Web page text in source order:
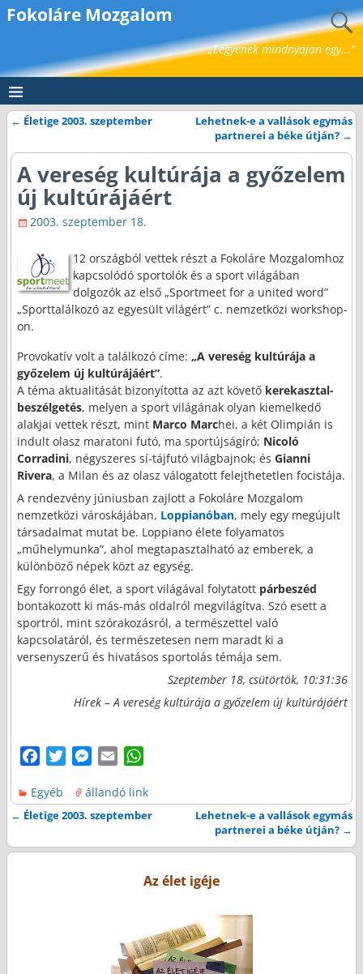
Fokoláre Mozgalom
„Legyenek mindnyájan egy..."
← Életige 2003. szeptember
Lehetnek-e a vallások egymás
partnerei a béke útján? →
A vereség kultúrája a győzelem
új kultúrájáért
2003. szeptember 18.
12 országból vettek részt a Fokoláre Mozgalomhoz
kapcsolódó sportolók és a sport világában
dolgozók az első „Sportmeet for a united word”
„Sporttalálkozó az egyesült világért” c. nemzetközi workshop-
on.
Provokatív volt a találkozó címe: „A vereség kultúrája a
győzelem új kultúrájáért”.
A téma aktualitását bizonyította az azt követő kerekasztal-
beszélgetés, melyen a sport világának olyan kiemelkedő
alakjai vettek részt, mint Marco Marchei, a két Olimpián is
indult olasz maratoni futó, ma sportújságíró; Nicoló
Corradini, négyszeres sí-tájfutó világbajnok; és Gianni
Rivera, a Milan és az olasz válogatott felejthetetlen focistája.
A rendezvény júniusban zajlott a Fokoláre Mozgalom
nemzetközi városkájában, Loppianóban, mely egy megújult
társadalmat mutat be. Loppiano élete folyamatos
„műhelymunka”, ahol megtapasztalható az emberek, a
különböző népek közt az egység.
Egy forrongó élet, a sport világával folytatott párbeszéd
bontakozott ki más-más oldalról megvilágítva. Szó esett a
sportról, mint szórakozásról, a természettel való
kapcsolatáról, és természetesen nem maradt ki a
versenyszerű és hivatásos sportolás témája sem.
Szeptember 18, csütörtök, 10:31:36
Hírek – A vereség kultúrája a győzelem új kultúrájáért
c
e
o
t
e
M
s
s
n
a
i
a
t
A
p
p
Egyéb állandó link
← Életige 2003. szeptember
Lehetnek-e a vallások egymás
partnerei a béke útján? →
Az élet igéje